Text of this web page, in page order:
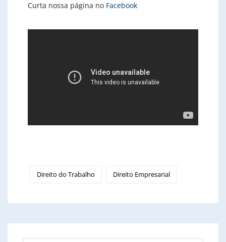
Curta nossa página no Facebook
Direito do Trabalho Direito Empresarial